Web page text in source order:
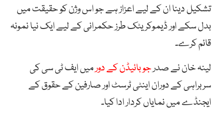
تشکیل دینا ان کے لیے اعزاز ہے جو اس وژن کو حقیقت میں
بدل سکے اور ڈیموکریٹک طرز حکمرانی کے لیے ایک نیا نمونہ
قائم کرے۔
لینہ خان نے صدرجو بائیڈن کے دورمیں ایف ٹی سی کی
سربراہی کے دوران اینٹی ٹرسٹ اور صارفین کے حقوق کے
ایجنڈے میں نمایاں کردار ادا کیا۔